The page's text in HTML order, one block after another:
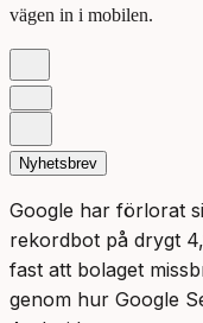
vägen in i mobilen.
Nyhetsbrev
Google har förlorat
rekordbot på drygt
fast att bolaget
genom hur Google